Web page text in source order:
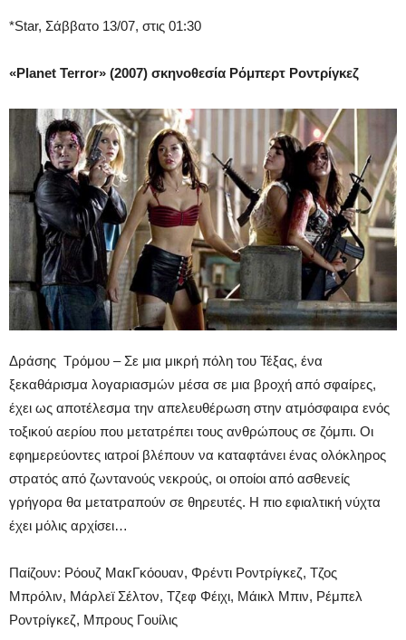
*Star, Σάββατο 13/07, στις 01:30
«Planet Terror» (2007) σκηνοθεσία Ρόμπερτ Ροντρίγκεζ
Δράσης Τρόμου – Σε μια μικρή πόλη του Τέξας, ένα
ξεκαθάρισμα λογαριασμών μέσα σε μια βροχή από σφαίρες,
έχει ως αποτέλεσμα την απελευθέρωση στην ατμόσφαιρα ενός
τοξικού αερίου που μετατρέπει τους ανθρώπους σε ζόμπι. Οι
εφημερεύοντες ιατροί βλέπουν να καταφτάνει ένας ολόκληρος
στρατός από ζωντανούς νεκρούς, οι οποίοι από ασθενείς
γρήγορα θα μετατραπούν σε θηρευτές. Η πιο εφιαλτική νύχτα
έχει μόλις αρχίσει…
Παίζουν: Ρόουζ ΜακΓκόουαν, Φρέντι Ροντρίγκεζ, Τζος
Μπρόλιν, Μάρλεϊ Σέλτον, Τζεφ Φέιχι, Μάικλ Μπιν, Ρέμπελ
Ροντρίγκεζ, Μπρους Γουίλις